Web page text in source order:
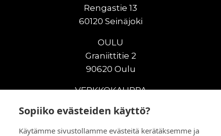
Sopiiko evästeiden käyttö?
Käytämme sivustollamme evästeitä kerätäksemme ja
Rengastie 13
60120 Seinäjoki
OULU
Graniittitie 2
90620 Oulu
VERKKOKAUPPA
Uudet maanrakennuskoneet